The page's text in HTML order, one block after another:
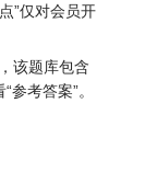
”仅对会员开
该题库包含
参考答案”。